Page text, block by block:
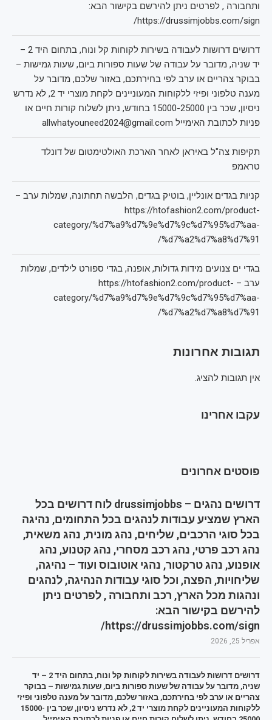
ותחבורה , לפרטים ניתן להירשם בקישור הבא:
https://drussimjobbs.com/sign/
דרושים דרושות לעבודה בשירות לקוחות קל ונוח, בתחום היד 2 –
יד שניה, מדובר על עבודה של שעות ספורות ביום, שעות גמישות –
בבוקר צהריים או ערב לפי בחירתכם, באזור שלכם, מדובר על
מענה טלפוני ופיזי ללקוחות המעוניינים לקחת מוצרי יד 2, לא נדרש
ניסיון, שכר בין 15000-25000 בחודש, ניתן לשלוח קורות חיים או
פניות לכתובת האימייל allwhatyouneed2024@gmail.com
תקיפות צה"ל באיראן לאחר הארכת האולטימטום של דונלד
טראמפ
קניות בגדים אונליין, בוטיק בגדים, הלבשה תחתונה, שמלות ערב –
https://htofashion2.com/product-
category/%d7%a9%d7%9e%d7%9c%d7%95%d7%aa-
%d7%a2%d7%a8%d7%91/
בגדי ים צנועים מידות גדולות, אופנה, בגדי ספורט לילדים, שמלות
ערב – https://htofashion2.com/product-
category/%d7%a9%d7%9e%d7%9c%d7%95%d7%aa-
%d7%a2%d7%a8%d7%91/
תגובות אחרונות
אין תגובות להציג.
עקבו אחרינו
פוסטים אחרונים
דרושים נהגים – drussimjobbs לוח דרושים בכל
הארץ שמציע עבודות לנהגים בכל התחומים, נהיגה
בכל סוגי הרכבים, שליחים, נהג מונית, נהג משאית,
נהג רכב פרטי, נהג רכב מסחרי, נהג קטנוע, נהג
אופנוע, נהג טרקטור, נהגי אוטובוס ועוד – נהיגה,
שליחויות, הפצה, וכל סוגי עבודות הנהיגה, לנהגים
ונהגות מכל הארץ, רכב ותחבורה , לפרטים ניתן
להירשם בקישור הבא:
https://drussimjobbs.com/sign/
אפריל 25, 2026
דרושים דרושות לעבודה בשירות לקוחות קל ונוח, בתחום היד 2 – יד
שניה, מדובר על עבודה של שעות ספורות ביום, שעות גמישות – בבוקר
צהריים או ערב לפי בחירתכם, באזור שלכם, מדובר על מענה טלפוני ופיזי
ללקוחות המעוניינים לקחת מוצרי יד 2, לא נדרש ניסיון, שכר בין 15000-